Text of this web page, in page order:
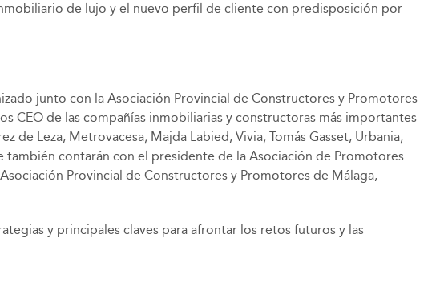
de lujo y el nuevo perfil de cliente con predisposición por
junto con la Asociación Provincial de Constructores y Promotores
CEO de las compañías inmobiliarias y constructoras más importantes
de Leza, Metrovacesa; Majda Labied, Vivia; Tomás Gasset, Urbania;
también contarán con el presidente de la Asociación de Promotores
Provincial de Constructores y Promotores de Málaga,
y principales claves para afrontar los retos futuros y las